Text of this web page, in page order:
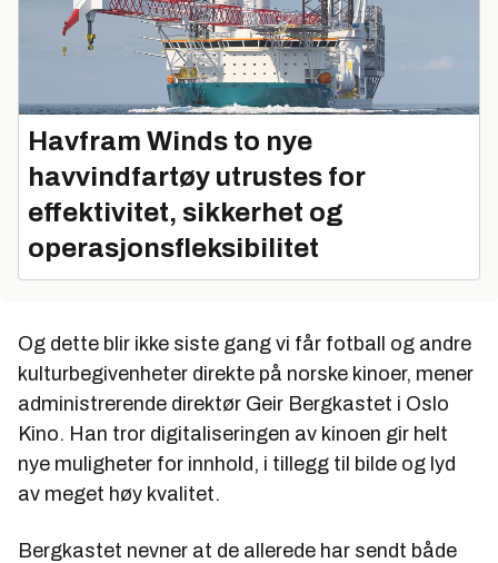
Havfram Winds to nye
havvindfartøy utrustes for
effektivitet, sikkerhet og
operasjonsfleksibilitet
Og dette blir ikke siste gang vi får fotball og andre
kulturbegivenheter direkte på norske kinoer, mener
administrerende direktør Geir Bergkastet i Oslo
Kino. Han tror digitaliseringen av kinoen gir helt
nye muligheter for innhold, i tillegg til bilde og lyd
av meget høy kvalitet.
Bergkastet nevner at de allerede har sendt både